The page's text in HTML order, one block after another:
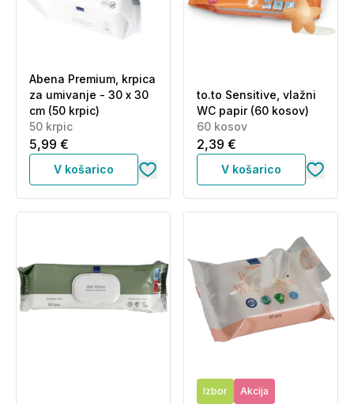
Abena Premium, krpica
za umivanje - 30 x 30
cm (50 krpic)
50 krpic
5,99 €
V košarico
to.to Sensitive, vlažni
WC papir (60 kosov)
60 kosov
2,39 €
V košarico
Izbor Akcija